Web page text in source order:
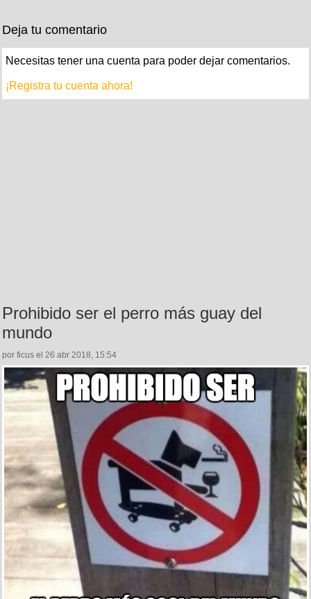
Deja tu comentario
Necesitas tener una cuenta para poder dejar comentarios.
¡Registra tu cuenta ahora!
Prohibido ser el perro más guay del
mundo
por ficus el 26 abr 2018, 15:54